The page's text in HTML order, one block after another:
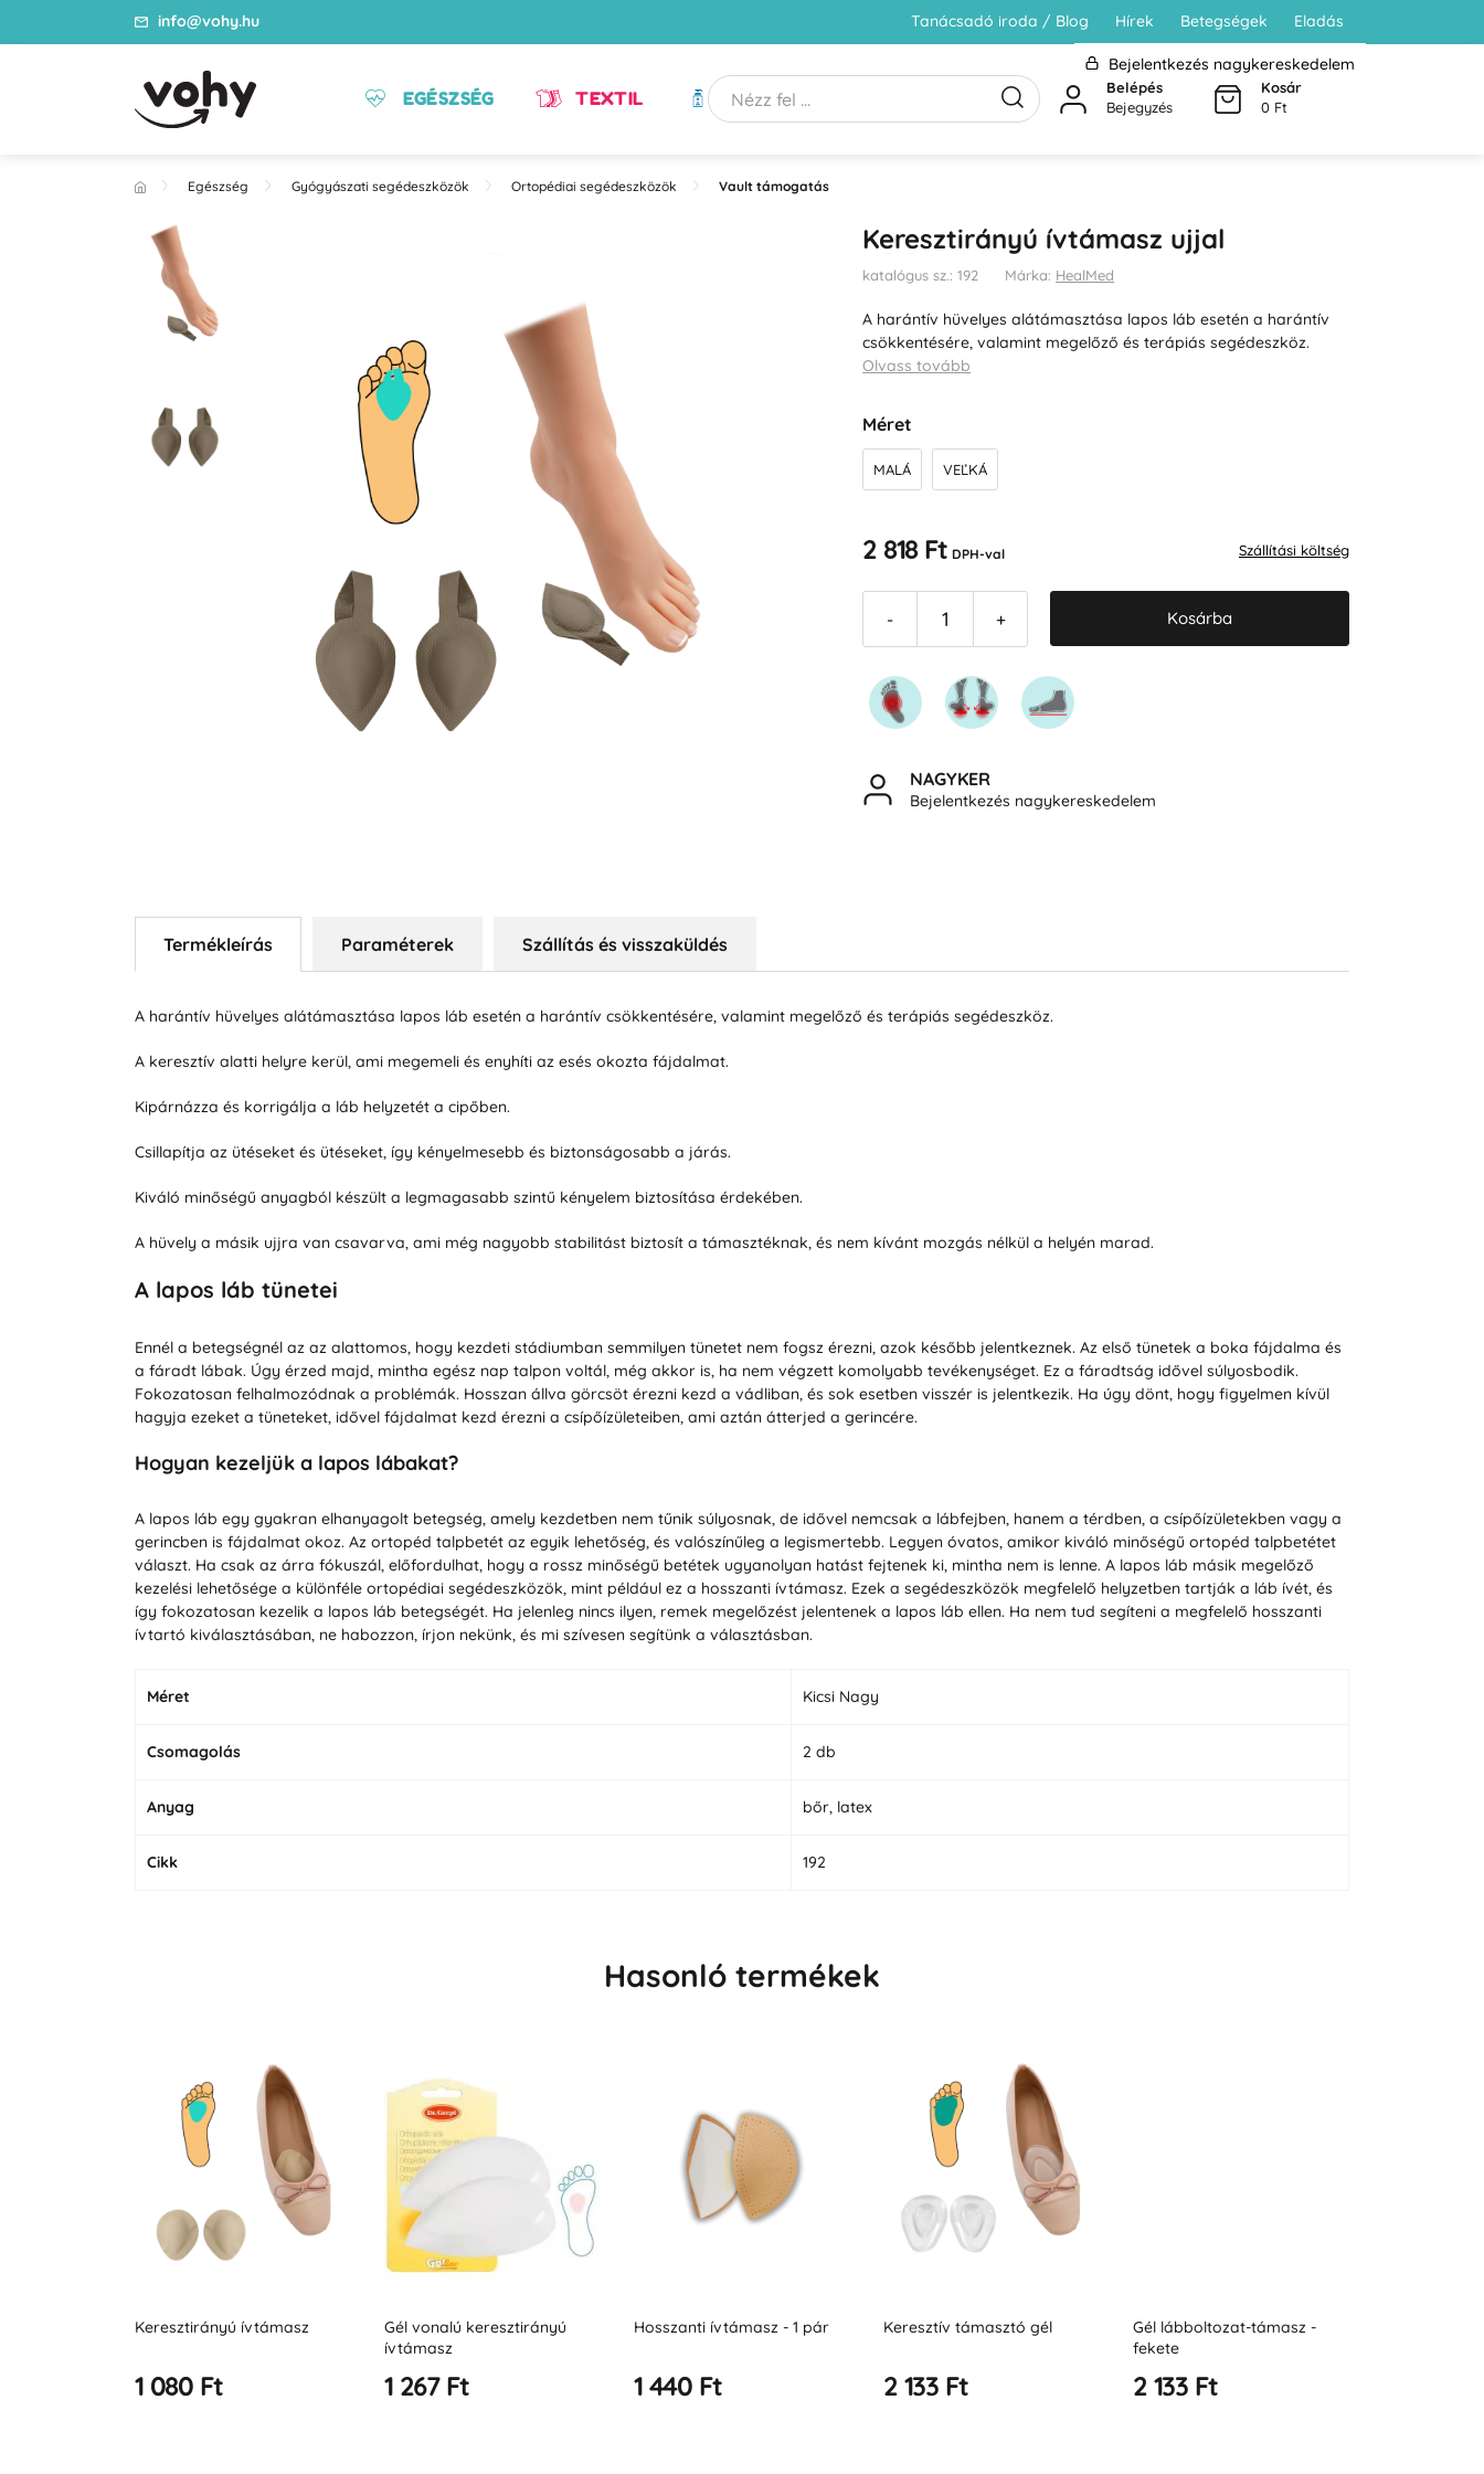
info@vohy.hu Tanácsadó iroda / Blog Hírek Betegségek Eladás
Bejelentkezés nagykereskedelem
EGÉSZSÉG TEXTIL HIGIÉNIA
Belépés
Bejegyzés
Kosár
0 Ft
Egészség Gyógyászati segédeszközök Ortopédiai segédeszközök Vault támogatás
Keresztirányú ívtámasz ujjal
katalógus sz.: 192 Márka: HealMed
A harántív hüvelyes alátámasztása lapos láb esetén a harántív
csökkentésére, valamint megelőző és terápiás segédeszköz.
Olvass tovább
Méret
MALÁ VEĽKÁ
2 818 Ft DPH-val Szállítási költség
- + Kosárba
NAGYKER
Bejelentkezés nagykereskedelem
Termékleírás Paraméterek Szállítás és visszaküldés
A harántív hüvelyes alátámasztása lapos láb esetén a harántív csökkentésére, valamint megelőző és terápiás segédeszköz.
A keresztív alatti helyre kerül, ami megemeli és enyhíti az esés okozta fájdalmat.
Kipárnázza és korrigálja a láb helyzetét a cipőben.
Csillapítja az ütéseket és ütéseket, így kényelmesebb és biztonságosabb a járás.
Kiváló minőségű anyagból készült a legmagasabb szintű kényelem biztosítása érdekében.
A hüvely a másik ujjra van csavarva, ami még nagyobb stabilitást biztosít a támasztéknak, és nem kívánt mozgás nélkül a helyén marad.
A lapos láb tünetei
Ennél a betegségnél az az alattomos, hogy kezdeti stádiumban semmilyen tünetet nem fogsz érezni, azok később jelentkeznek. Az első tünetek a boka fájdalma és
a fáradt lábak. Úgy érzed majd, mintha egész nap talpon voltál, még akkor is, ha nem végzett komolyabb tevékenységet. Ez a fáradtság idővel súlyosbodik.
Fokozatosan felhalmozódnak a problémák. Hosszan állva görcsöt érezni kezd a vádliban, és sok esetben visszér is jelentkezik. Ha úgy dönt, hogy figyelmen kívül
hagyja ezeket a tüneteket, idővel fájdalmat kezd érezni a csípőízületeiben, ami aztán átterjed a gerincére.
Hogyan kezeljük a lapos lábakat?
A lapos láb egy gyakran elhanyagolt betegség, amely kezdetben nem tűnik súlyosnak, de idővel nemcsak a lábfejben, hanem a térdben, a csípőízületekben vagy a
gerincben is fájdalmat okoz. Az ortopéd talpbetét az egyik lehetőség, és valószínűleg a legismertebb. Legyen óvatos, amikor kiváló minőségű ortopéd talpbetétet
választ. Ha csak az árra fókuszál, előfordulhat, hogy a rossz minőségű betétek ugyanolyan hatást fejtenek ki, mintha nem is lenne. A lapos láb másik megelőző
kezelési lehetősége a különféle ortopédiai segédeszközök, mint például ez a hosszanti ívtámasz. Ezek a segédeszközök megfelelő helyzetben tartják a láb ívét, és
így fokozatosan kezelik a lapos láb betegségét. Ha jelenleg nincs ilyen, remek megelőzést jelentenek a lapos láb ellen. Ha nem tud segíteni a megfelelő hosszanti
ívtartó kiválasztásában, ne habozzon, írjon nekünk, és mi szívesen segítünk a választásban.
Méret Kicsi Nagy
Csomagolás 2 db
Anyag bőr, latex
Cikk 192
Hasonló termékek
Keresztirányú ívtámasz
1 080 Ft
Gél vonalú keresztirányú
ívtámasz
1 267 Ft
Hosszanti ívtámasz - 1 pár
1 440 Ft
Keresztív támasztó gél
2 133 Ft
Gél lábboltozat-támasz -
fekete
2 133 Ft